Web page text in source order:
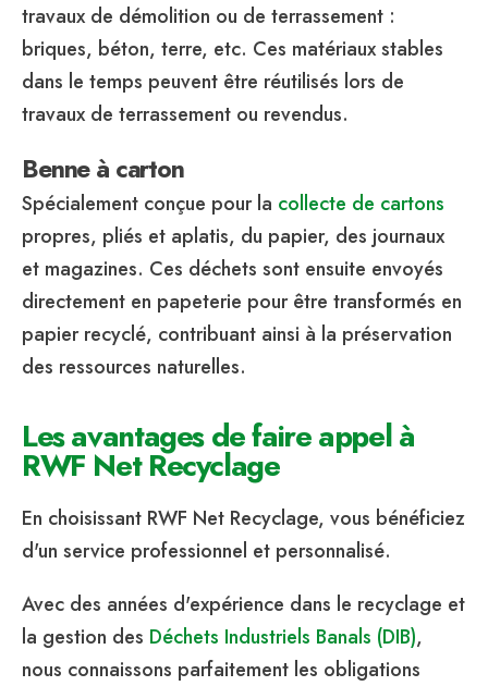
travaux de démolition ou de terrassement :
briques, béton, terre, etc. Ces matériaux stables
dans le temps peuvent être réutilisés lors de
travaux de terrassement ou revendus.
Benne à carton
Spécialement conçue pour la collecte de cartons
propres, pliés et aplatis, du papier, des journaux
et magazines. Ces déchets sont ensuite envoyés
directement en papeterie pour être transformés en
papier recyclé, contribuant ainsi à la préservation
des ressources naturelles.
Les avantages de faire appel à
RWF Net Recyclage
En choisissant RWF Net Recyclage, vous bénéficiez
d'un service professionnel et personnalisé.
Avec des années d'expérience dans le recyclage et
la gestion des Déchets Industriels Banals (DIB),
nous connaissons parfaitement les obligations